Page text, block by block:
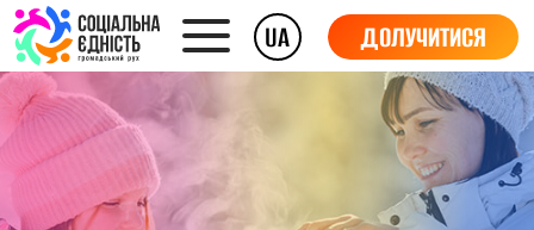
UA ДОЛУЧИТИСЯ